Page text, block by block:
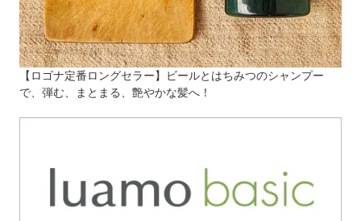
【ロゴナ定番ロングセラー】ビールとはちみつのシャンプー
で、弾む、まとまる、艶やかな髪へ！